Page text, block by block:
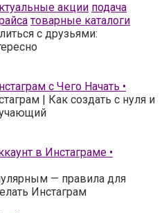
акции подача
товарные каталоги
с друзьями:
с Чего Начать •
| Как создать с нуля и
в Инстаграме •
— правила для
Инстаграм